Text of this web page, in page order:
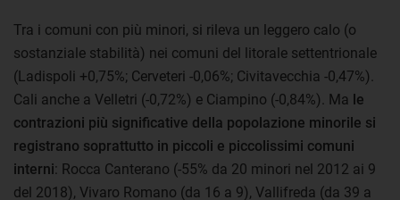
Tra i comuni con più minori, si rileva un leggero calo (o
sostanziale stabilità) nei comuni del litorale settentrionale
(Ladispoli +0,75%; Cerveteri -0,06%; Civitavecchia -0,47%).
Cali anche a Velletri (-0,72%) e Ciampino (-0,84%). Ma le
contrazioni più significative della popolazione minorile si
registrano soprattutto in piccoli e piccolissimi comuni
interni: Rocca Canterano (-55% da 20 minori nel 2012 ai 9
del 2018), Vivaro Romano (da 16 a 9), Vallifreda (da 39 a